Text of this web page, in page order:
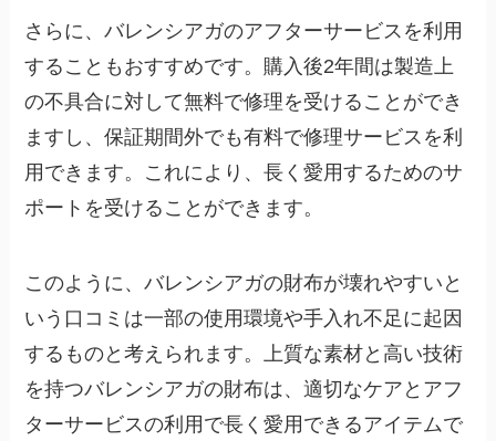
さらに、バレンシアガのアフターサービスを利用
することもおすすめです。購入後2年間は製造上
の不具合に対して無料で修理を受けることができ
ますし、保証期間外でも有料で修理サービスを利
用できます。これにより、長く愛用するためのサ
ポートを受けることができます。
このように、バレンシアガの財布が壊れやすいと
いう口コミは一部の使用環境や手入れ不足に起因
するものと考えられます。上質な素材と高い技術
を持つバレンシアガの財布は、適切なケアとアフ
ターサービスの利用で長く愛用できるアイテムで